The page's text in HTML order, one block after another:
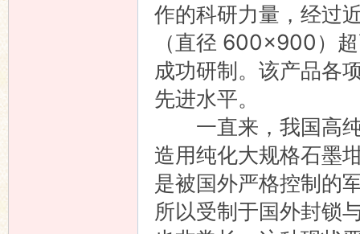
作的科研力量，经过
（直径 600×900）
成功研制。该产品各
先进水平。
一直来，我国高纯
造用纯化大规格石墨
是被国外严格控制的
所以受制于国外封锁